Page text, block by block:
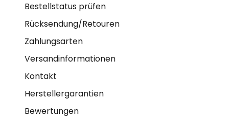
Bestellstatus prüfen
Rücksendung/Retouren
Zahlungsarten
Versandinformationen
Kontakt
Herstellergarantien
Bewertungen